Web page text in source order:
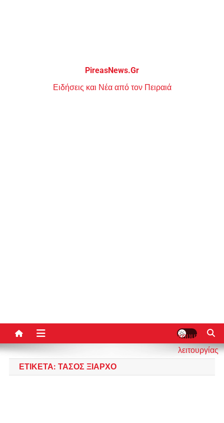
PireasNews.Gr
Ειδήσεις και Νέα από τον Πειραιά
κουμπί
λειτουργίας
ΕΤΙΚΈΤΑ: ΤΆΣΟΣ ΞΙΑΡΧΌ